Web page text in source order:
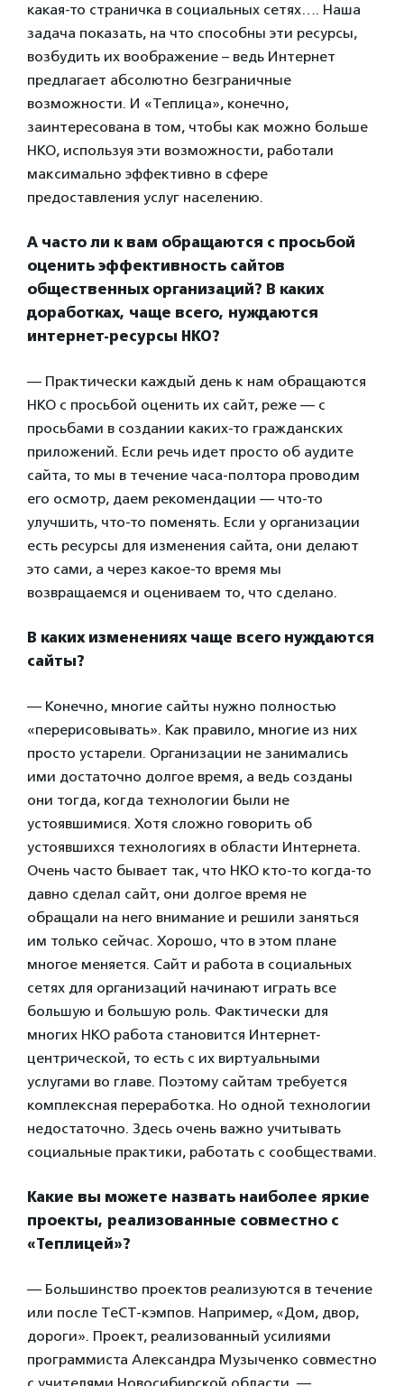
какая-то страничка в социальных сетях…. Наша
задача показать, на что способны эти ресурсы,
возбудить их воображение – ведь Интернет
предлагает абсолютно безграничные
возможности. И «Теплица», конечно,
заинтересована в том, чтобы как можно больше
НКО, используя эти возможности, работали
максимально эффективно в сфере
предоставления услуг населению.
А часто ли к вам обращаются с просьбой
оценить эффективность сайтов
общественных организаций? В каких
доработках, чаще всего, нуждаются
интернет-ресурсы НКО?
— Практически каждый день к нам обращаются
НКО с просьбой оценить их сайт, реже — с
просьбами в создании каких-то гражданских
приложений. Если речь идет просто об аудите
сайта, то мы в течение часа-полтора проводим
его осмотр, даем рекомендации — что-то
улучшить, что-то поменять. Если у организации
есть ресурсы для изменения сайта, они делают
это сами, а через какое-то время мы
возвращаемся и оцениваем то, что сделано.
В каких изменениях чаще всего нуждаются
сайты?
— Конечно, многие сайты нужно полностью
«перерисовывать». Как правило, многие из них
просто устарели. Организации не занимались
ими достаточно долгое время, а ведь созданы
они тогда, когда технологии были не
устоявшимися. Хотя сложно говорить об
устоявшихся технологиях в области Интернета.
Очень часто бывает так, что НКО кто-то когда-то
давно сделал сайт, они долгое время не
обращали на него внимание и решили заняться
им только сейчас. Хорошо, что в этом плане
многое меняется. Сайт и работа в социальных
сетях для организаций начинают играть все
большую и большую роль. Фактически для
многих НКО работа становится Интернет-
центрической, то есть с их виртуальными
услугами во главе. Поэтому сайтам требуется
комплексная переработка. Но одной технологии
недостаточно. Здесь очень важно учитывать
социальные практики, работать с сообществами.
Какие вы можете назвать наиболее яркие
проекты, реализованные совместно с
«Теплицей»?
— Большинство проектов реализуются в течение
или после ТеСТ-кэмпов. Например, «Дом, двор,
дороги». Проект, реализованный усилиями
программиста Александра Музыченко совместно